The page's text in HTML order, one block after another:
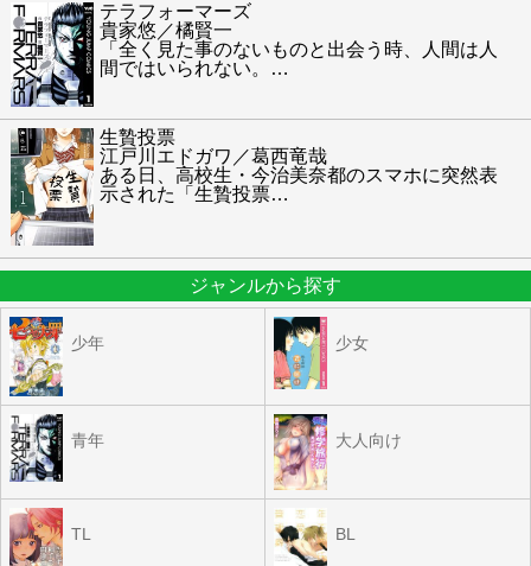
テラフォーマーズ
貴家悠／橘賢一
「全く見た事のないものと出会う時、人間は人
間ではいられない。
…
生贄投票
江戸川エドガワ／葛西竜哉
ある日、高校生・今治美奈都のスマホに突然表
示された「生贄投票…
ジャンルから探す
少年 少女
青年 大人向け
TL BL